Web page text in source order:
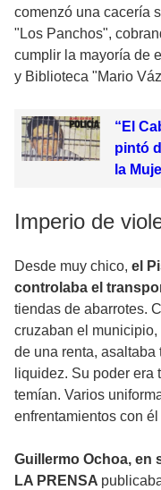
comenzó una cacería
"Los Panchos",
cumplir la mayoría de
y Biblioteca "Mario
“El
pintó
la
Imperio de
Desde muy chico, el
controlaba el
tiendas de abarrotes.
cruzaban el
de una renta,
liquidez. Su poder
temían. Varios
enfrentamientos con él
Guillermo Ochoa, en
LA PRENSA